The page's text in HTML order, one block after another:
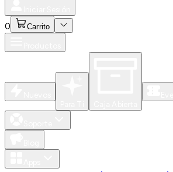
0 Carrito